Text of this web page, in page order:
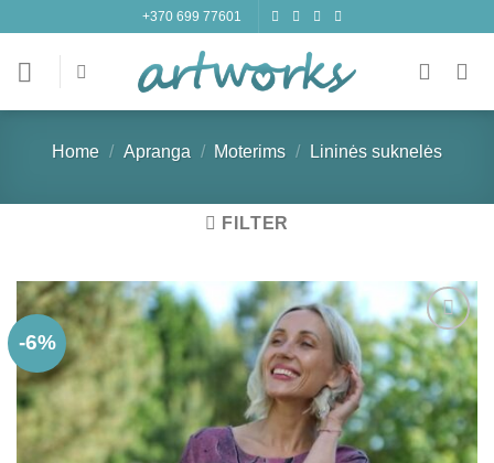
content
+370 699 77601
Home / Apranga / Moterims / Lininės suknelės
FILTER
-6%